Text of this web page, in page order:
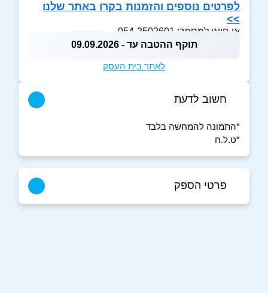
לפרטים נוספים והזמנות בקרו באתר שלנו
>>
או חייגו למספר: 054-2502601
תוקף ההטבה עד - 09.09.2026
לאתר בית העסק
חשוב לדעת
*התמונה להמחשה בלבד
*ט.ל.ח
פרטי הספק